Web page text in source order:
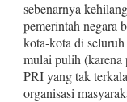
sebenarnya
pemerintah negara
kota‑kota di
mulai pulih (karena
PRI yang tak
organisasi